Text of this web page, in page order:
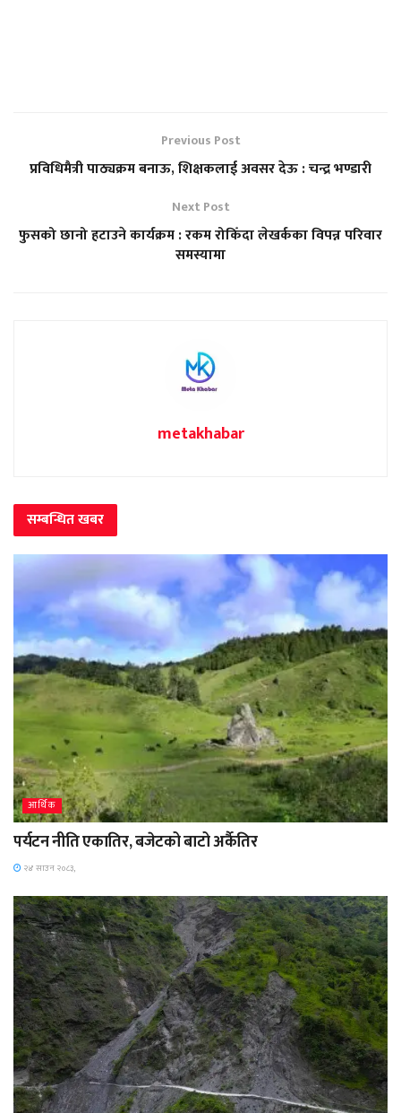
Previous Post
प्रविधिमैत्री पाठ्यक्रम बनाऊ, शिक्षकलाई अवसर देऊ : चन्द्र भण्डारी
Next Post
फुसको छानो हटाउने कार्यक्रम : रकम रोकिँदा लेखर्कका विपन्न परिवार
समस्यामा
metakhabar
सम्बन्धितखबर
आर्थिक
पर्यटन नीति एकातिर, बजेटको बाटो अर्कैतिर
२४ साउन २०८३,